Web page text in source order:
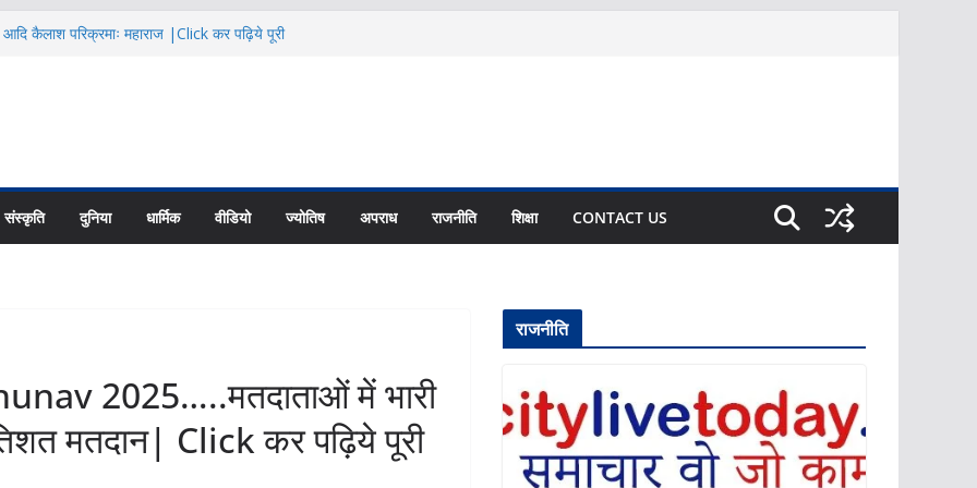
आदि कैलाश परिक्रमाः महाराज |Click कर पढ़िये पूरी
गंगा में बहा कांवड़िया, SDRF जवान ने
News
पूरी News
से अनावश्यक दस्तावेज न मांगे BLO|Click कर
संस्कृति दुनिया धार्मिक वीडियो ज्योतिष अपराध राजनीति शिक्षा CONTACT US
2025…..मतदाताओं में भारी
मतदान| Click कर पढ़िये पूरी
राजनीति